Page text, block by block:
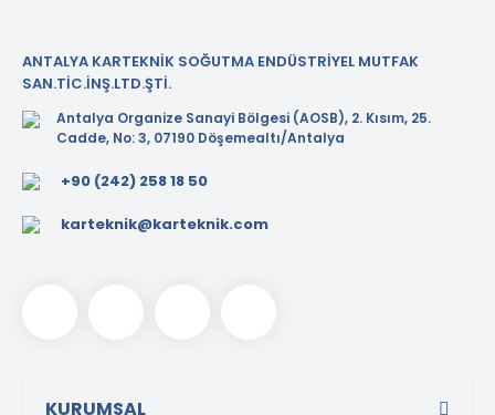
ANTALYA KARTEKNİK SOĞUTMA ENDÜSTRİYEL MUTFAK
SAN.TİC.İNŞ.LTD.ŞTİ.
Antalya Organize Sanayi Bölgesi (AOSB), 2. Kısım, 25.
Cadde, No: 3, 07190 Döşemealtı/Antalya
+90 (242) 258 18 50
karteknik@karteknik.com
KURUMSAL